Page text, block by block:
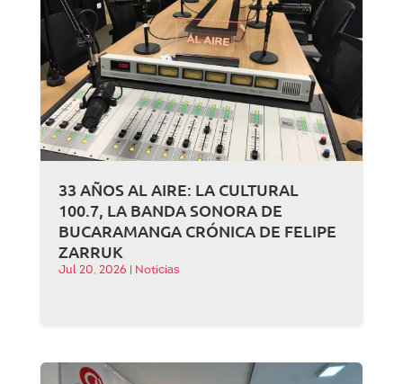
33 AÑOS AL AIRE: LA CULTURAL
100.7, LA BANDA SONORA DE
BUCARAMANGA CRÓNICA DE FELIPE
ZARRUK
Jul 20, 2026 Noticias